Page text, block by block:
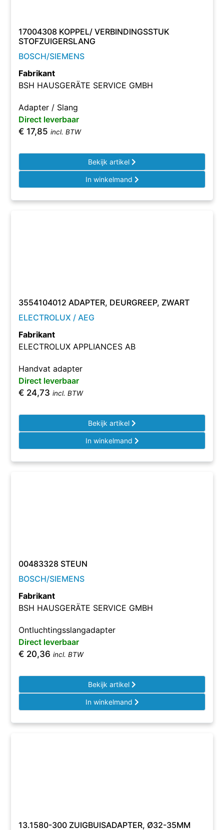
17004308 KOPPEL/ VERBINDINGSSTUK
STOFZUIGERSLANG
BOSCH/SIEMENS
Fabrikant
BSH HAUSGERÄTE SERVICE GMBH
Adapter / Slang
Direct leverbaar
€ 17,85 incl. BTW
Bekijk artikel
In winkelmand
3554104012 ADAPTER, DEURGREEP, ZWART
ELECTROLUX / AEG
Fabrikant
ELECTROLUX APPLIANCES AB
Handvat adapter
Direct leverbaar
€ 24,73 incl. BTW
Bekijk artikel
In winkelmand
00483328 STEUN
BOSCH/SIEMENS
Fabrikant
BSH HAUSGERÄTE SERVICE GMBH
Ontluchtingsslangadapter
Direct leverbaar
€ 20,36 incl. BTW
Bekijk artikel
In winkelmand
13.1580-300 ZUIGBUISADAPTER, Ø32-35MM